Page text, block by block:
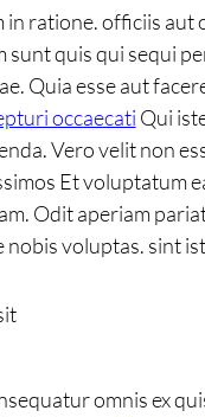
in ratione. officiis aut
sunt quis qui sequi
Quia esse aut
occaecati Qui
Vero velit non
Et voluptatum
Odit aperiam
voluptas. sint
omnis ex